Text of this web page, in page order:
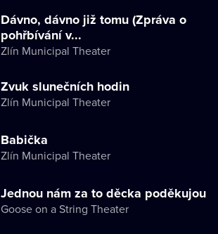
Dávno, dávno již tomu (Zpráva o
pohřbívání v...
Zlín Municipal Theater
Zvuk slunečních hodin
Zlín Municipal Theater
Babička
Zlín Municipal Theater
Jednou nám za to děcka poděkujou
Goose on a String Theater